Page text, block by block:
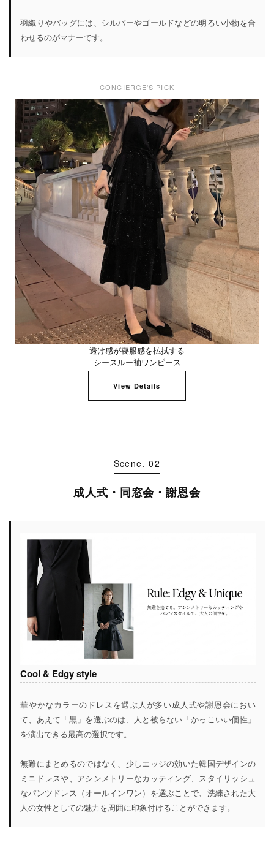
羽織りやバッグには、シルバーやゴールドなどの明るい小物を合
わせるのがマナーです。
CONCIERGE'S PICK
透け感が喪服感を払拭する
シースルー袖ワンピース
View Details
Scene. 02
成人式・同窓会・謝恩会
Cool & Edgy style
華やかなカラーのドレスを選ぶ人が多い成人式や謝恩会におい
て、あえて「黒」を選ぶのは、人と被らない「かっこいい個性」
を演出できる最高の選択です。
無難にまとめるのではなく、少しエッジの効いた韓国デザインの
ミニドレスや、アシンメトリーなカッティング、スタイリッシュ
なパンツドレス（オールインワン）を選ぶことで、洗練された大
人の女性としての魅力を周囲に印象付けることができます。